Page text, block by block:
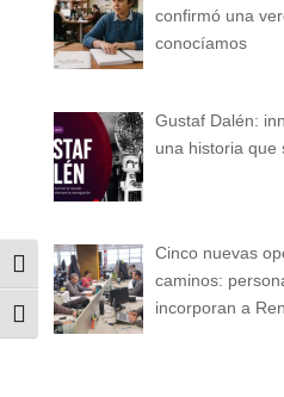
Alternar alto contraste
Alternar tamaño de letra
confirmó una
conocíamos
Gustaf Dalén:
una historia que
Cinco nuevas
caminos:
incorporan a